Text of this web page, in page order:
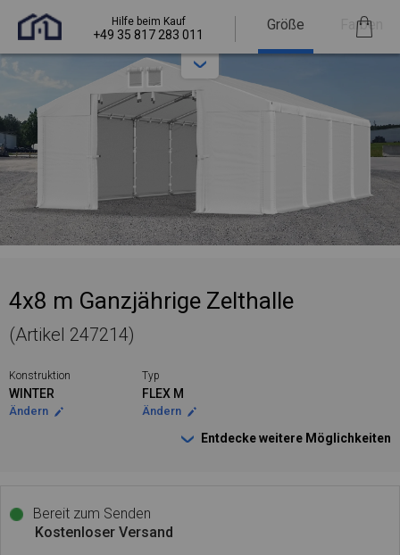
Hilfe beim Kauf
+49 35 817 283 011
Größe Farben
4x8 m Ganzjährige Zelthalle
(Artikel 247214)
Konstruktion
WINTER
Ändern
Typ
FLEX M
Ändern
Entdecke weitere Möglichkeiten
Bereit zum Senden
Kostenloser Versand